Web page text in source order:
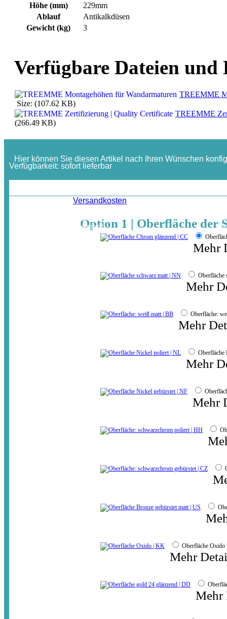
Höhe (mm)
229mm
Ablauf
Antikalkdüsen
Gewicht (kg)
3
Verfügbare Dateien
TREEMME
Size: (107.62 KB)
TREEMME
(266.49 KB)
Hier können Sie diesen Artikel nach Ihren Wünschen
Verfügbarkeit: sofort lieferbar
Versandkosten
In der gewählten Ausführung
erhalten Sie diesen ArtikelOption 1 | Oberfläche der
Mehr
Mehr
Oberfläche:
Mehr
Mehr
Mehr
Oberfläche
Mehr
Mehr